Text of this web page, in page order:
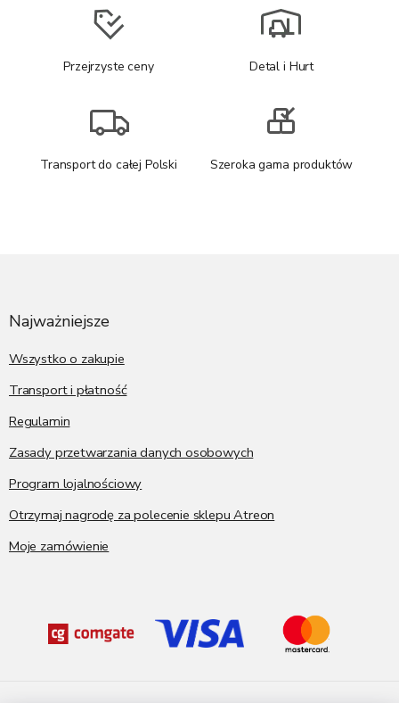
Przejrzyste ceny Detal i Hurt
Transport do całej Polski Szeroka gama produktów
Najważniejsze
Wszystko o zakupie
Transport i płatność
Regulamin
Zasady przetwarzania danych osobowych
Program lojalnościowy
Otrzymaj nagrodę za polecenie sklepu Atreon
Moje zamówienie